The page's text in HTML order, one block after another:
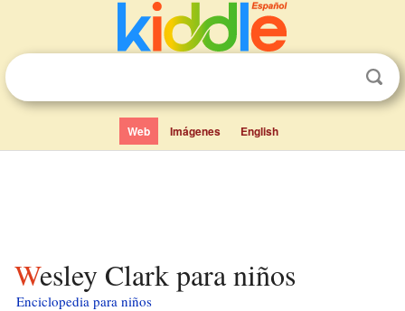
Web Imágenes English
Wesley Clark para niños
Enciclopedia para niños